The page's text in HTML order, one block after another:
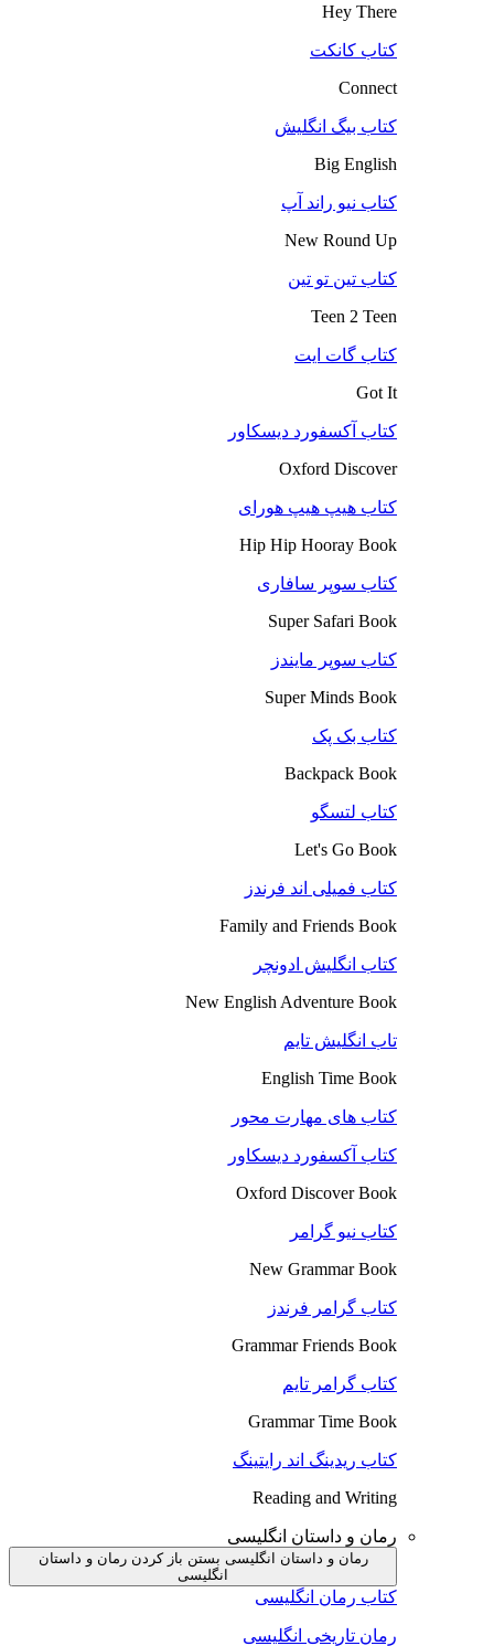
Hey There
کتاب کانکت
Connect
کتاب بیگ انگلیش
Big English
کتاب نیو راند آپ
New Round Up
کتاب تین تو تین
Teen 2 Teen
کتاب گات ایت
Got It
کتاب آکسفورد دیسکاور
Oxford Discover
کتاب هیپ هیپ هورای
Hip Hip Hooray Book
کتاب سوپر سافاری
Super Safari Book
کتاب سوپر مایندز
Super Minds Book
کتاب بک پک
Backpack Book
کتاب لتسگو
Let's Go Book
کتاب فمیلی اند فرندز
Family and Friends Book
کتاب انگلیش ادونچر
New English Adventure Book
تاب انگلیش تایم
English Time Book
کتاب های مهارت محور
کتاب آکسفورد دیسکاور
Oxford Discover Book
کتاب نیو گرامر
New Grammar Book
کتاب گرامر فرندز
Grammar Friends Book
کتاب گرامر تایم
Grammar Time Book
کتاب ریدینگ اند رایتینگ
Reading and Writing
رمان و داستان انگلیسی
رمان و داستان انگلیسی بستن باز کردن رمان و داستان
انگلیسی
کتاب رمان انگلیسی
رمان تاریخی انگلیسی